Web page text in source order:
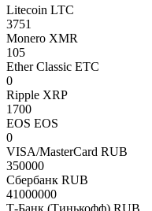
Litecoin LTC
3751
Monero XMR
105
Ether Classic ETC
0
Ripple XRP
1700
EOS EOS
0
VISA/MasterCard RUB
350000
Сбербанк RUB
41000000
Т-Банк (Тинькофф) RUB